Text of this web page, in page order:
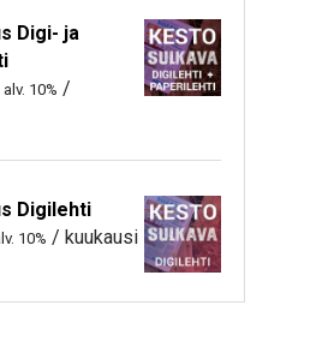
Digi- ja
10% /
Digilehti
10% / kuukausi